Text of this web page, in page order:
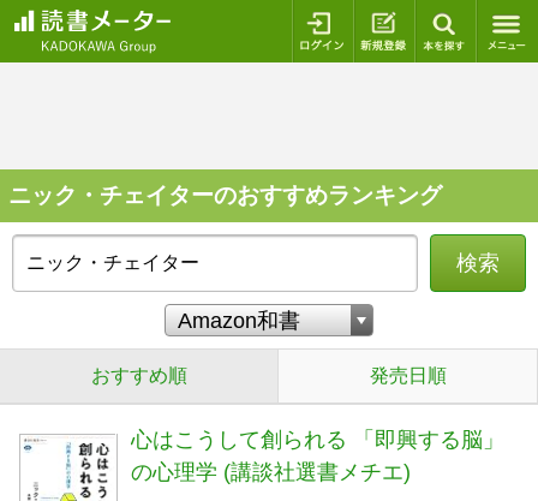
ログイン 新規登録
ニック・チェイターのおすすめランキング
検索
おすすめ順 発売日順
心はこうして創られる 「即興する脳」
の心理学 (講談社選書メチエ)